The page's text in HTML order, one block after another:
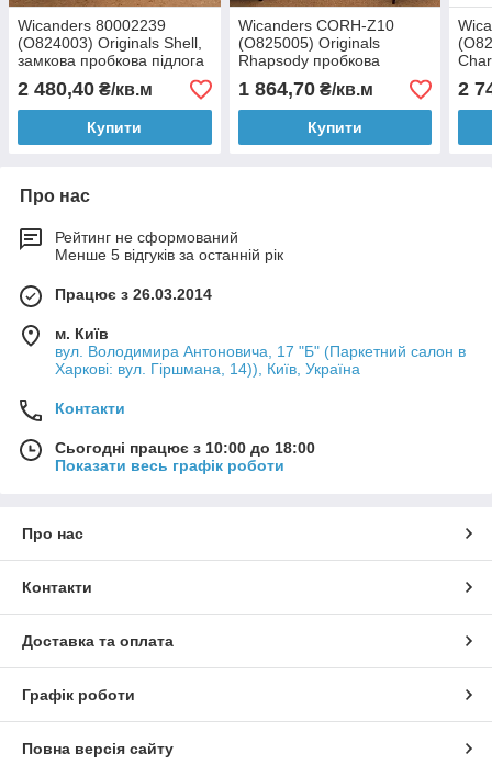
Wicanders 80002239
(O824003) Originals Shell,
замкова пробкова підлога
Cork Essence
2 480,40 ₴/кв.м
Купити
Wicanders CORH-Z10
(O825005) Originals
Rhapsody пробкова
підлога Cork Essence
1 864,70₴/кв.м
Купити
2
Про нас
Рейтинг не сформований
Менше 5 відгуків за останній рік
Працює з 26.03.2014
м. Київ
вул. Володимира Антоновича, 17 "Б" (Паркетний салон в
Харкові: вул. Гіршмана, 14)), Київ, Україна
Контакти
Сьогодні працює з 10:00 до 18:00
Показати весь графік роботи
Про нас
Контакти
Доставка та оплата
Графік роботи
Повна версія сайту